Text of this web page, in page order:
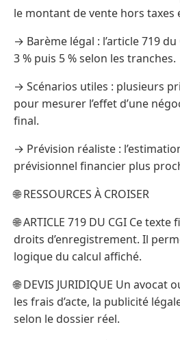
le montant de vente hors taxes
→ Barème légal : l’article 719 du
3 % puis 5 % selon les tranches.
→ Scénarios utiles : plusieurs
pour mesurer l’effet d’une
final.
→ Prévision réaliste :
prévisionnel financier plus
🌐 RESSOURCES À CROISER
🌐 ARTICLE 719 DU CGI Ce
droits d’enregistrement. Il
logique du calcul affiché.
🌐 DEVIS JURIDIQUE Un
les frais d’acte, la publicité
selon le dossier réel.